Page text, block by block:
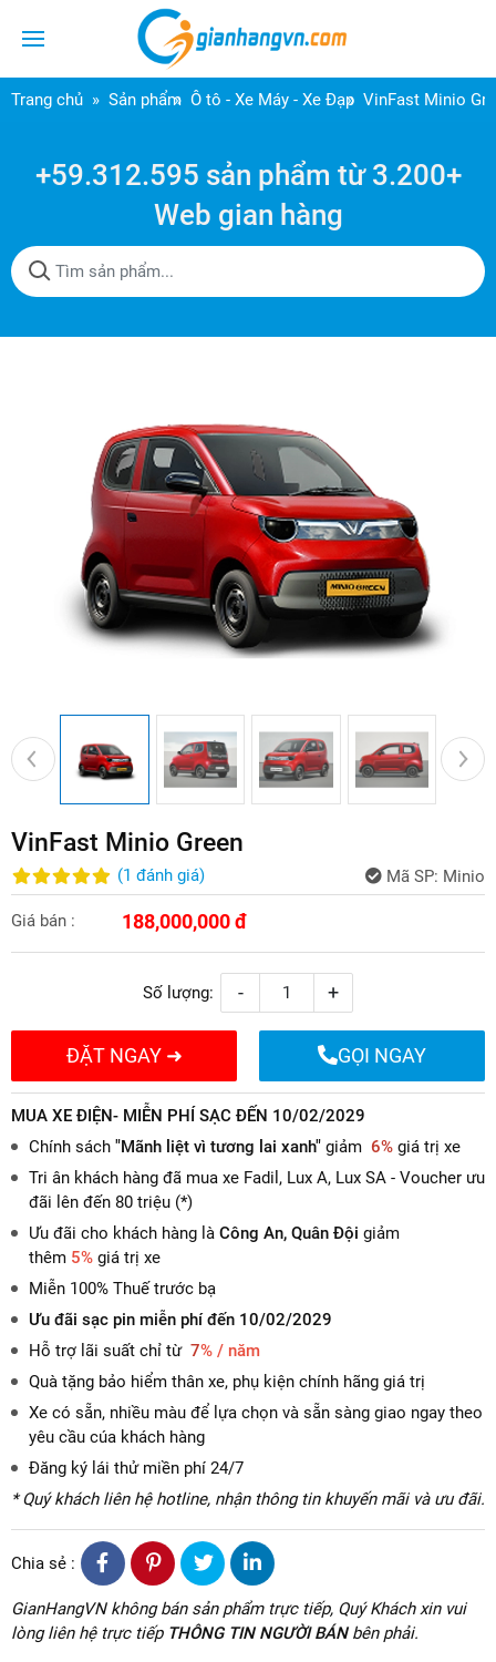
Trang chủ Sản phẩm Ô tô - Xe Máy - Xe Đạp VinFast Minio
+59.312.595 sản phẩm từ 3.200+
Web gian hàng
VinFast Minio Green
(1 đánh giá) Mã SP: Minio
Giá bán : 188,000,000 đ
Số lượng: - +
ĐẶT NGAY ➜ GỌI NGAY
MUA XE ĐIỆN- MIỄN PHÍ SẠC ĐẾN 10/02/2029
Chính sách "Mãnh liệt vì tương lai xanh" giảm 6% giá trị xe
Tri ân khách hàng đã mua xe Fadil, Lux A, Lux SA - Voucher ưu
đãi lên đến 80 triệu (*)
Ưu đãi cho khách hàng là Công An, Quân Đội giảm
thêm 5% giá trị xe
Miễn 100% Thuế trước bạ
Ưu đãi sạc pin miễn phí đến 10/02/2029
Hỗ trợ lãi suất chỉ từ 7% / năm
Quà tặng bảo hiểm thân xe, phụ kiện chính hãng giá trị
Xe có sẵn, nhiều màu để lựa chọn và sẵn sàng giao ngay theo
yêu cầu cúa khách hàng
Đăng ký lái thử miền phí 24/7
* Quý khách liên hệ hotline, nhận thông tin khuyến mãi và ưu đãi.
Chia sẻ :
GianHangVN không bán sản phẩm trực tiếp, Quý Khách xin vui
lòng liên hệ trực tiếp THÔNG TIN NGƯỜI BÁNbên phải.